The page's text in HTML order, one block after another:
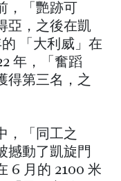
，「艷跡可
亞，之後在凱
「大利威」在
年，「奮蹈
得第三名，之
，「同工之
撼動了凱旋門
6 月的 2100 米